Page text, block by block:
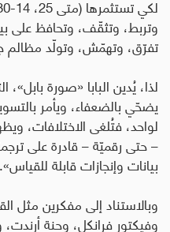
وتربط، وتثقّف، وتحافظ على
تفرّق، وتهمّش، وتولّد مظالم
لذا، يُدين البابا «صورة
يضحّي بالضعفاء، ويأمر
لواحد، فتُلغى الاختلافات،
– حتى رقميّة – قادرة على
بيانات وإنجازات قابلة للقياس».
وبالاستناد إلى مفكرين مثل
وفيكتور فرانكل، وحنة